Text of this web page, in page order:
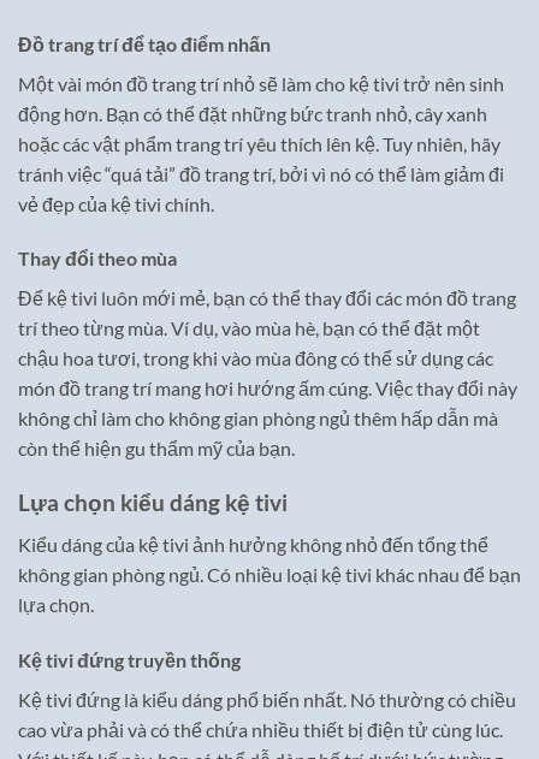
Đồ trang trí để tạo điểm nhấn
Một vài món đồ trang trí nhỏ sẽ làm cho kệ tivi trở nên sinh
động hơn. Bạn có thể đặt những bức tranh nhỏ, cây xanh
hoặc các vật phẩm trang trí yêu thích lên kệ. Tuy nhiên, hãy
tránh việc “quá tải” đồ trang trí, bởi vì nó có thể làm giảm đi
vẻ đẹp của kệ tivi chính.
Thay đổi theo mùa
Để kệ tivi luôn mới mẻ, bạn có thể thay đổi các món đồ trang
trí theo từng mùa. Ví dụ, vào mùa hè, bạn có thể đặt một
chậu hoa tươi, trong khi vào mùa đông có thể sử dụng các
món đồ trang trí mang hơi hướng ấm cúng. Việc thay đổi này
không chỉ làm cho không gian phòng ngủ thêm hấp dẫn mà
còn thể hiện gu thẩm mỹ của bạn.
Lựa chọn kiểu dáng kệ tivi
Kiểu dáng của kệ tivi ảnh hưởng không nhỏ đến tổng thể
không gian phòng ngủ. Có nhiều loại kệ tivi khác nhau để bạn
lựa chọn.
Kệ tivi đứng truyền thống
Kệ tivi đứng là kiểu dáng phổ biến nhất. Nó thường có chiều
cao vừa phải và có thể chứa nhiều thiết bị điện tử cùng lúc.